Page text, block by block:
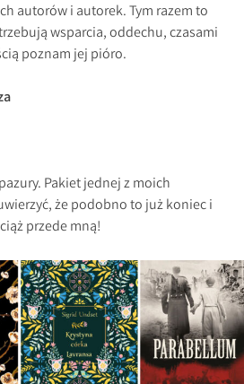
autorów i autorek. Tym razem to
wsparcia, oddechu, czasami
poznam jej pióro.
Pakiet jednej z moich
że podobno to już koniec i
przede mną!